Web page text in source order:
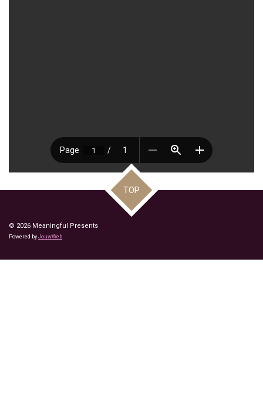
TOP
© 2026 Meaningful Presents
Powered by JouwWeb